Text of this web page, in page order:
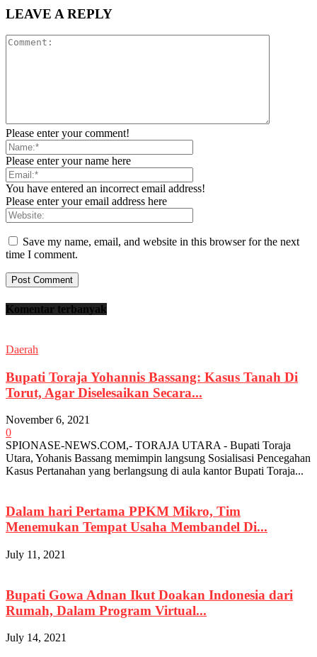
LEAVE A REPLY
Please enter your comment!
Please enter your name here
You have entered an incorrect email address!
Please enter your email address here
Save my name, email, and website in this browser for the next
time I comment.
Komentar terbanyak
Daerah
Bupati Toraja Yohannis Bassang: Kasus Tanah Di
Torut, Agar Diselesaikan Secara...
November 6, 2021
0
SPIONASE-NEWS.COM,- TORAJA UTARA - Bupati Toraja
Utara, Yohanis Bassang memimpin langsung Sosialisasi Pencegahan
Kasus Pertanahan yang berlangsung di aula kantor Bupati Toraja...
Dalam hari Pertama PPKM Mikro, Tim
Menemukan Tempat Usaha Membandel Di...
July 11, 2021
Bupati Gowa Adnan Ikut Doakan Indonesia dari
Rumah, Dalam Program Virtual...
July 14, 2021